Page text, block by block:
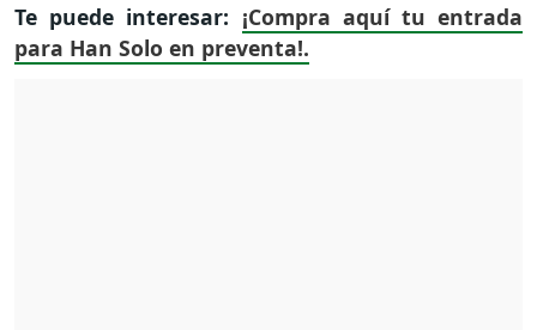
Te puede interesar: ¡Compra aquí tu entrada
para Han Solo en preventa!.